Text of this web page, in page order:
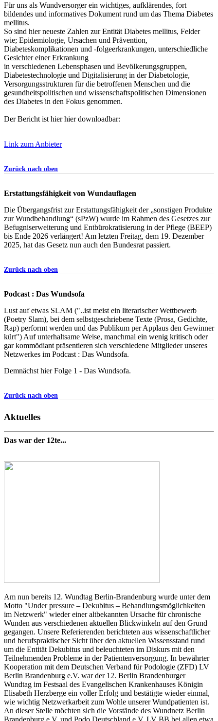
Für uns als Wundversorger ein wichtiges, aufklärendes, fort
bildendes und informatives Dokument rund um das Thema Diabetes
mellitus.
So sind hier neueste Zahlen zur Entität Diabetes mellitus, Felder
wie; Epidemiologie, Ursachen und Prävention,
Diabeteskomplikationen und -folgeerkrankungen, unterschiedliche
Gesichter einer Erkrankung
in verschiedenen Lebensphasen und Bevölkerungsgruppen,
Diabetestechnologie und Digitalisierung in der Diabetologie,
Versorgungsstrukturen für die betroffenen Menschen und die
gesundheitspolitischen und wissenschaftspolitischen Dimensionen
des Diabetes in den Fokus genommen.
Der Bericht ist hier hier downloadbar:
Link zum Anbieter
Zurück nach oben
Erstattungsfähigkeit von Wundauflagen
Die Übergangsfrist zur Erstattungsfähigkeit der „sonstigen Produkte
zur Wundbehandlung“ (sPzW) wurde im Rahmen des Gesetzes zur
Befugniserweiterung und Entbürokratisierung in der Pflege (BEEP)
bis Ende 2026 verlängert! Am letzten Freitag, dem 19. Dezember
2025, hat das Gesetz nun auch den Bundesrat passiert.
Zurück nach oben
Podcast : Das Wundsofa
Lust auf etwas SLAM ("..ist meist ein literarischer Wettbewerb
(Poetry Slam), bei dem selbstgeschriebene Texte (Prosa, Gedichte,
Rap) performt werden und das Publikum per Applaus den Gewinner
kürt") Auf unterhaltsame Weise, manchmal ein wenig kritisch oder
gar kommödiant präsentieren sich verschiedene Mitglieder unseres
Netzwerkes im Podcast : Das Wundsofa.
Demnächst hier Folge 1 - Das Wundsofa.
Zurück nach oben
Aktuelles
Das war der 12te...
Am nun bereits 12. Wundtag Berlin-Brandenburg wurde unter dem
Motto "Under pressure – Dekubitus – Behandlungsmöglichkeiten
im Netzwerk" wieder einer altbekannten Ursache für chronische
Wunden aus verschiedenen aktuellen Blickwinkeln auf den Grund
gegangen. Unsere Referierenden berichteten aus wissenschaftlicher
und berufspraktischer Sicht über den aktuellen Wissensstand rund
um die Entität Dekubitus und beleuchteten im Diskurs mit den
Teilnehmenden Probleme in der Patientenversorgung. In bewährter
Kooperation mit dem Deutschen Verband für Podologie (ZFD) LV
Berlin Brandenburg e.V. war der 12. Berlin Brandenburger
Wundtag im Festsaal des Evangelischen Krankenhauses Königin
Elisabeth Herzberge ein voller Erfolg und bestätigte wieder einmal,
wie wichtig Netzwerkarbeit zum Wohle unserer Wundpatienten ist.
An dieser Stelle möchten sich die Vorstände des Wundnetz Berlin